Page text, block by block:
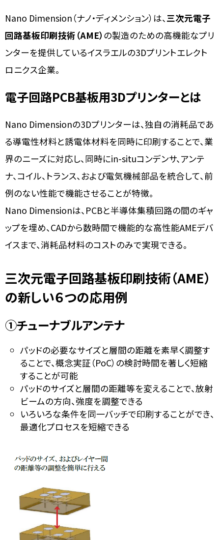
Nano Dimension（ナノ・ディメンション）は、三次元電子
回路基板印刷技術（AME） の製造のための高機能なプリ
ンターを提供しているイスラエルの3Dプリントエレクト
ロニクス企業。
電子回路PCB基板用3Dプリンターとは
Nano Dimensionの3Dプリンターは、独自の消耗品であ
る導電性材料と誘電体材料を同時に印刷することで、業
界のニーズに対応し、同時にin-situコンデンサ、アンテ
ナ、コイル、トランス、および電気機械部品を統合して、前
例のない性能で機能させることが特徴。
Nano Dimensionは、PCBと半導体集積回路の間のギャ
ップを埋め、CADから数時間で機能的な高性能AMEデバ
イスまで、消耗品材料のコストのみで実現できる。
三次元電子回路基板印刷技術（AME）
の新しい６つの応用例
①チューナブルアンテナ
パッドの必要なサイズと層間の距離を素早く調整す
ることで、概念実証（PoC）の検討時間を著しく短縮
することが可能
パッドのサイズと層間の距離等を変えることで、放射
ビームの方向、強度を調整できる
いろいろな条件を同一バッチで印刷することができ、
最適化プロセスを短縮できる